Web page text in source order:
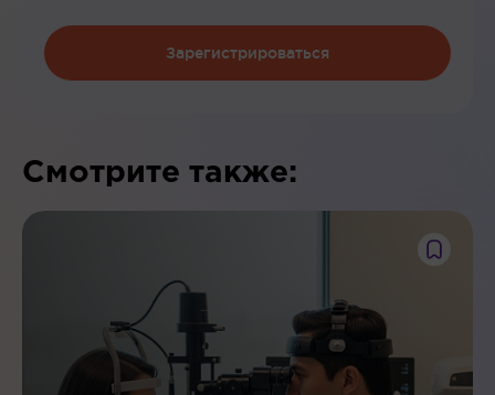
Зарегистрироваться
Смотрите также: